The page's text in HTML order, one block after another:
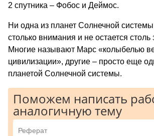
2 спутника – Фобос и Деймос.
Ни одна из планет Солнечной системы
столько внимания и не остается столь
Многие называют Марс «колыбелью
цивилизации», другие – просто еще
планетой Солнечной системы.
Поможем написать
аналогичную тему
Реферат